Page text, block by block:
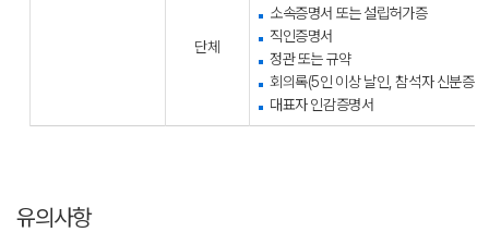
단체
소속증명서 또는 설립허가증
직인증명서
정관 또는 규약
회의록(5인 이상 날인, 참석자 신분증
대표자 인감증명서
유의사항